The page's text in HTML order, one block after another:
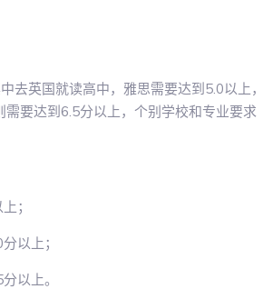
去英国就读高中，雅思需要达到5.0以上，
要达到6.5分以上，个别学校和专业要求
；
以上；
以上。